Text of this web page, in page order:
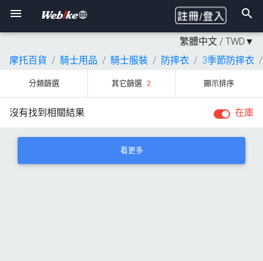
繁體中文 / TWD ▼
摩托百貨
騎士用品 騎士服裝 防摔衣 3季節防摔衣
分類篩選 其它篩選 2 顯示排序
沒有找到相關結果 在庫
看更多